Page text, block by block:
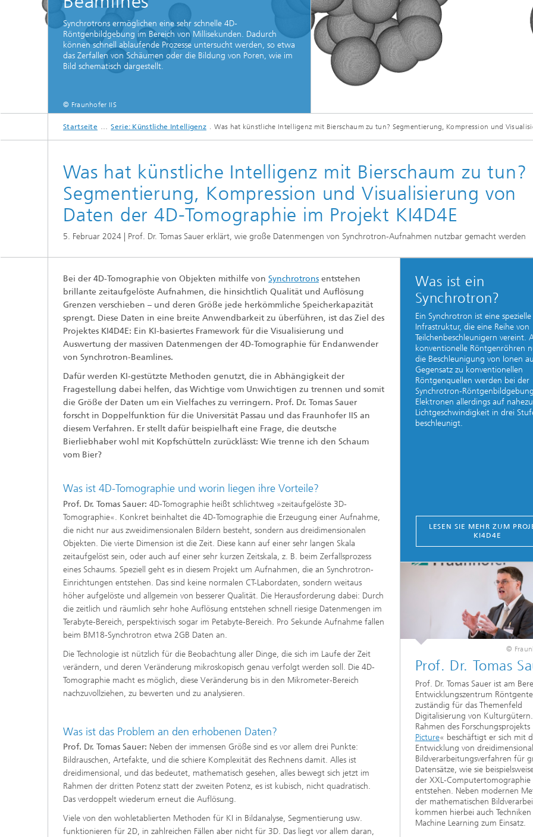
Strategische Initiativen
Schematische Formänderung/Ausbreitung von Poren in einem Werkstoff, wie sie häufig mit in situ-CT am
Synchrotrons ermöglichen eine sehr schnelle 4D-
Röntgenbildgebung im Bereich von Millisekunden. Dadurch
können schnell ablaufende Prozesse untersucht werden, so etwa
das Zerfallen von Schäumen oder die Bildung von Poren, wie im
Bild schematisch dargestellt.
© Fraunhofer IIS
Startseite Serie: Künstliche Intelligenz Was hat künstliche Intelligenz mit Bierschaum zu tun? Segmentierung, Kompression und
Was hat künstliche Intelligenz mit Bierschaum zu tun?
Segmentierung, Kompression und Visualisierung von
Daten der 4D-Tomographie im Projekt KI4D4E
5. Februar 2024 | Prof. Dr. Tomas Sauer erklärt, wie große Datenmengen von Synchrotron-Aufnahmen nutzbar gemacht werden
Bei der 4D-Tomographie von Objekten mithilfe von Synchrotrons entstehen
brillante zeitaufgelöste Aufnahmen, die hinsichtlich Qualität und Auflösung
Grenzen verschieben – und deren Größe jede herkömmliche Speicherkapazität
sprengt. Diese Daten in eine breite Anwendbarkeit zu überführen, ist das Ziel des
Projektes KI4D4E: Ein KI-basiertes Framework für die Visualisierung und
Auswertung der massiven Datenmengen der 4D-Tomographie für Endanwender
von Synchrotron-Beamlines.
Dafür werden KI-gestützte Methoden genutzt, die in Abhängigkeit der
Fragestellung dabei helfen, das Wichtige vom Unwichtigen zu trennen und somit
die Größe der Daten um ein Vielfaches zu verringern. Prof. Dr. Tomas Sauer
forscht in Doppelfunktion für die Universität Passau und das Fraunhofer IIS an
diesem Verfahren. Er stellt dafür beispielhaft eine Frage, die deutsche
Bierliebhaber wohl mit Kopfschütteln zurücklässt: Wie trenne ich den Schaum
vom Bier?
Was ist 4D-Tomographie und worin liegen ihre Vorteile?
Prof. Dr. Tomas Sauer: 4D-Tomographie heißt schlichtweg »zeitaufgelöste 3D-
Tomographie«. Konkret beinhaltet die 4D-Tomographie die Erzeugung einer Aufnahme,
die nicht nur aus zweidimensionalen Bildern besteht, sondern aus dreidimensionalen
Objekten. Die vierte Dimension ist die Zeit. Diese kann auf einer sehr langen Skala
zeitaufgelöst sein, oder auch auf einer sehr kurzen Zeitskala, z. B. beim Zerfallsprozess
eines Schaums. Speziell geht es in diesem Projekt um Aufnahmen, die an Synchrotron-
Einrichtungen entstehen. Das sind keine normalen CT-Labordaten, sondern weitaus
höher aufgelöste und allgemein von besserer Qualität. Die Herausforderung dabei: Durch
die zeitlich und räumlich sehr hohe Auflösung entstehen schnell riesige Datenmengen im
Terabyte-Bereich, perspektivisch sogar im Petabyte-Bereich. Pro Sekunde Aufnahme fallen
beim BM18-Synchrotron etwa 2GB Daten an.
Die Technologie ist nützlich für die Beobachtung aller Dinge, die sich im Laufe der Zeit
verändern, und deren Veränderung mikroskopisch genau verfolgt werden soll. Die 4D-
Tomographie macht es möglich, diese Veränderung bis in den Mikrometer-Bereich
nachzuvollziehen, zu bewerten und zu analysieren.
Was ist das Problem an den erhobenen Daten?
Prof. Dr. Tomas Sauer: Neben der immensen Größe sind es vor allem drei Punkte:
Bildrauschen, Artefakte, und die schiere Komplexität des Rechnens damit. Alles ist
dreidimensional, und das bedeutet, mathematisch gesehen, alles bewegt sich jetzt im
Rahmen der dritten Potenz statt der zweiten Potenz, es ist kubisch, nicht quadratisch.
Das verdoppelt wiederum erneut die Auflösung.
Viele von den wohletablierten Methoden für KI in Bildanalyse, Segmentierung usw.
funktionieren für 2D, in zahlreichen Fällen aber nicht für 3D. Das liegt vor allem daran,
Was ist ein
Synchrotron?
Ein Synchrotron ist eine spezielle
Infrastruktur, die eine Reihe von
Teilchenbeschleunigern vereint.
konventionelle Röntgenröhren
die Beschleunigung von Ionen
Gegensatz zu konventionellen
Röntgenquellen werden bei der
Synchrotron-
Elektronen allerdings auf nahezu
Lichtgeschwindigkeit in drei
beschleunigt.
LESEN SIE MEHR ZUM
KI4D4E
©
Prof. Dr. Tomas
Prof. Dr. Tomas Sauer ist am
Entwicklungszentrum
zuständig für das Themenfeld
Digitalisierung von
Rahmen des Forschungsprojekts
Picture« beschäftigt er sich mit
Entwicklung von
Bildverarbeitungsverfahren für
Datensätze, wie sie
der XXL-Computertomographie
entstehen. Neben modernen
der mathematischen
kommen hierbei auch Techniken
Machine Learning zum Einsatz.